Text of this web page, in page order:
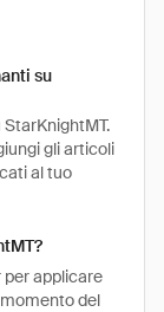
su
gli articoli
al tuo
per applicare
del